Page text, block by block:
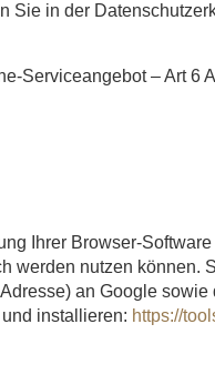
Sie in der
Serviceangebot – Art 6
Ihrer Browser-
nutzen
an Google
installieren: https://